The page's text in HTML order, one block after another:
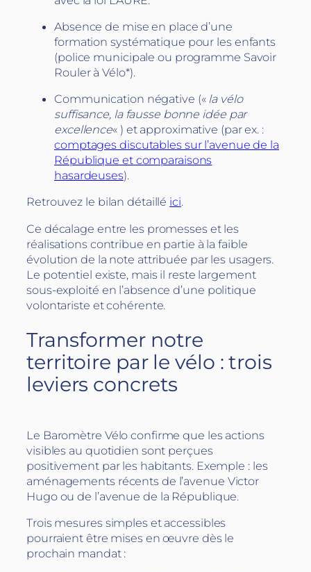
Absence de mise en place d’une
formation systématique pour les enfants
(police municipale ou programme Savoir
Rouler à Vélo*).
Communication négative (« la vélo
suffisance, la fausse bonne idée par
excellence« ) et approximative (par ex. :
comptages discutables sur l’avenue de la
République et comparaisons
hasardeuses).
Retrouvez le bilan détaillé ici.
Ce décalage entre les promesses et les
réalisations contribue en partie à la faible
évolution de la note attribuée par les usagers.
Le potentiel existe, mais il reste largement
sous-exploité en l’absence d’une politique
volontariste et cohérente.
Transformer notre
territoire par le vélo : trois
leviers concrets
Le Baromètre Vélo confirme que les actions
visibles au quotidien sont perçues
positivement par les habitants. Exemple : les
aménagements récents de l’avenue Victor
Hugo ou de l’avenue de la République.
Trois mesures simples et accessibles
pourraient être mises en œuvre dès le
prochain mandat :